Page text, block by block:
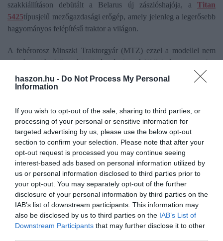
haszon.hu - Do Not Process My Personal
Information
If you wish to opt-out of the sale, sharing to third parties, or
processing of your personal or sensitive information for
targeted advertising by us, please use the below opt-out
section to confirm your selection. Please note that after your
opt-out request is processed you may continue seeing
interest-based ads based on personal information utilized by
us or personal information disclosed to third parties prior to
your opt-out. You may separately opt-out of the further
disclosure of your personal information by third parties on the
IAB’s list of downstream participants. This information may
also be disclosed by us to third parties on the IAB’s List of
Downstream Participants that may further disclose it to other
szakkiállításon debütált a Belarus új zászlóshajója, a Titan
5425típusjelű mezőgazdasági erőgép, amely jelenleg a legerősebb
hagyományos felépítésű traktor a világon.
A fehérorosz Minszki Traktorgyár (MTZ) ezzel a modellel nem
csupán saját fejlesztési történetének mérföldkövét mutatta be,
hanem
bejelentkezett a legnagyobb globális szereplők közéis –
mindezt úgy, hogy a nyugat-európai piacokon egyelőre még
A Belarus Titan 5425 nem hibrid és nem lánctalpas, hanem a szó
legszorosabb értelmében vettklasszikus, izomra épített
traktor.A gép lelke egy 13,5 literes, soros hathengeres Weichai
dízelmotor,amely542 LE teljesítményt és 2450 Nm
forgatónyomatékotad le.
Olvasd el ezt is!